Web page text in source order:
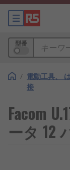
型番
/ 電動工具、
接
Facom
ータ 12